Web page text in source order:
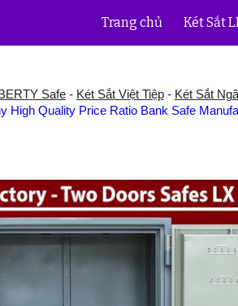
Skip to main content
Trang chủ Két Sắt
Safe- Két Sắt Việt Tiệp- Két Sắt
High Quality Price Ratio Bank Safe